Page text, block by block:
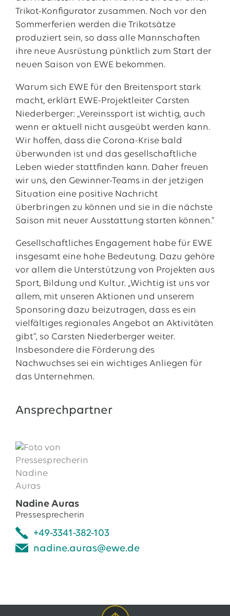
Trikot-Konfigurator zusammen. Noch vor den
Sommerferien werden die Trikotsätze
produziert sein, so dass alle Mannschaften
ihre neue Ausrüstung pünktlich zum Start der
neuen Saison von EWE bekommen.
Warum sich EWE für den Breitensport stark
macht, erklärt EWE-Projektleiter Carsten
Niederberger: „Vereinssport ist wichtig, auch
wenn er aktuell nicht ausgeübt werden kann.
Wir hoffen, dass die Corona-Krise bald
überwunden ist und das gesellschaftliche
Leben wieder stattfinden kann. Daher freuen
wir uns, den Gewinner-Teams in der jetzigen
Situation eine positive Nachricht
überbringen zu können und sie in die nächste
Saison mit neuer Ausstattung starten können.“
Gesellschaftliches Engagement habe für EWE
insgesamt eine hohe Bedeutung. Dazu gehöre
vor allem die Unterstützung von Projekten aus
Sport, Bildung und Kultur. „Wichtig ist uns vor
allem, mit unseren Aktionen und unserem
Sponsoring dazu beizutragen, dass es ein
vielfältiges regionales Angebot an Aktivitäten
gibt“, so Carsten Niederberger weiter.
Insbesondere die Förderung des
Nachwuchses sei ein wichtiges Anliegen für
das Unternehmen.
Ansprechpartner
Nadine Auras
Pressesprecherin
+49-3341-382-103
nadine.auras@ewe.de